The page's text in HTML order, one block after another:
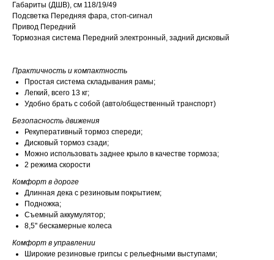
Габариты (ДШВ), см 118/19/49
Подсветка Передняя фара, стоп-сигнал
Привод Передний
Тормозная система Передний электронный, задний дисковый
Практичность и компактность
Простая система складывания рамы;
Легкий, всего 13 кг;
Удобно брать с собой (авто/общественный транспорт)
Безопасность движения
Рекуперативный тормоз спереди;
Дисковый тормоз сзади;
Можно использовать заднее крыло в качестве тормоза;
2 режима скорости
Комфорт в дороге
Длинная дека с резиновым покрытием;
Подножка;
Съемный аккумулятор;
8,5'' бескамерные колеса
Комфорт в управлении
Широкие резиновые грипсы с рельефными выступами;